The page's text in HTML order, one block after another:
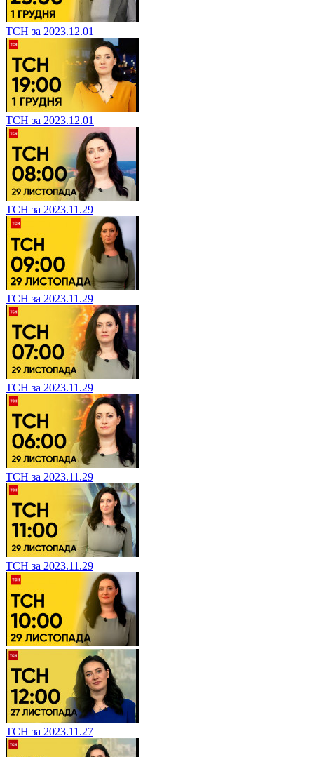
ТСН за 2023.12.01
ТСН за 2023.12.01
ТСН за 2023.11.29
ТСН за 2023.11.29
ТСН за 2023.11.29
ТСН за 2023.11.29
ТСН за 2023.11.29
ТСН за 2023.11.27